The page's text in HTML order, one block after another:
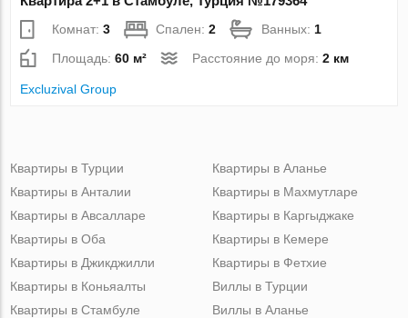
Комнат:3 Спален:2 Ванных: 1
Площадь:60 м² Расстояние до моря:2 км
Excluzival Group
Квартиры в Турции
Квартиры в Анталии
Квартиры в Авсалларе
Квартиры в Оба
Квартиры в Джикджилли
Квартиры в Аланье
Квартиры в Махмутларе
Квартиры в Каргыджаке
Квартиры в Кемере
Квартиры в Фетхие
Квартиры в Коньяалты
Квартиры в Стамбуле
Виллы в Турции
Виллы в Аланье